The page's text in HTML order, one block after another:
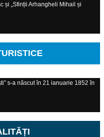
și „Sfinții Arhangheli Mihail și
s-a născut în 21 ianuarie 1852 în